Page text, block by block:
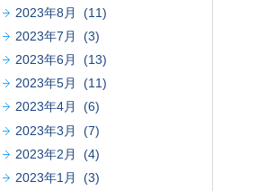
2023年8月 (11)
2023年7月 (3)
2023年6月 (13)
2023年5月 (11)
2023年4月 (6)
2023年3月 (7)
2023年2月 (4)
2023年1月 (3)